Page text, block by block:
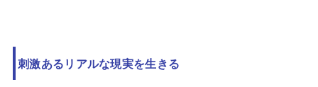
刺激あるリアルな現実を生きる